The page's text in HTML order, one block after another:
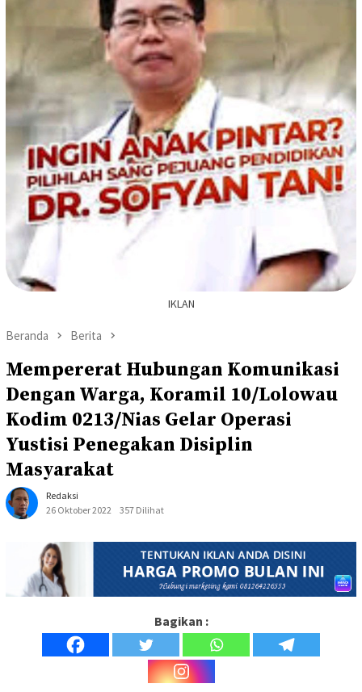
IKLAN
Beranda Berita
Mempererat Hubungan Komunikasi
Dengan Warga, Koramil 10/Lolowau
Kodim 0213/Nias Gelar Operasi
Yustisi Penegakan Disiplin
Masyarakat
Redaksi
26 Oktober 2022
357 Dilihat
Bagikan :